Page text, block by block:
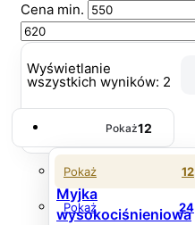
Cena min.
Wyświetlanie
wszystkich wyników: 2
Pokaż12
Pokaż 12
Pokaż 24
Myjka
wysokociśnieniowa